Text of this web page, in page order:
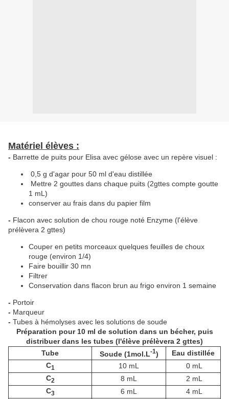
Matériel élèves :
- Barrette de puits pour Elisa avec gélose avec un repère visuel :
0,5 g d'agar pour 50 ml d'eau distillée
Mettre 2 gouttes dans chaque puits (2gttes compte goutte
1 mL)
conserver au frais dans du papier film
- Flacon avec solution de chou rouge noté Enzyme (l'élève
prélèvera 2 gttes)
Couper en petits morceaux quelques feuilles de choux
rouge (environ 1/4)
Faire bouillir 30 mn
Filtrer
Conservation dans flacon brun au frigo environ 1 semaine
- Portoir
- Marqueur
- Tubes à hémolyses avec les solutions de soude
Préparation pour 10 ml de solution dans un bécher, puis
distribuer dans les tubes (l'élève prélèvera 2 gttes)
Tube
Soude (1mol.L-1)
Eau distillée
C1 10 mL
0 mL
C2 8 mL
2 mL
C3 6 mL
4 mL